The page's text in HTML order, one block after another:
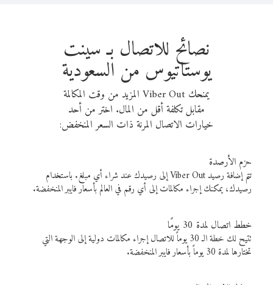
نصائح للاتصال بـ سينت
يوستاتيوس من السعودية
يمنحك Viber Out المزيد من وقت المكالمة
مقابل تكلفة أقل من المال. اختر من أحد
خيارات الاتصال المرنة ذات السعر المنخفض:
حزم الأرصدة
تتم إضافة رصيد Viber Out إلى رصيدك عند شراء أي مبلغ. باستخدام
رصيدك، يمكنك إجراء مكالمات إلى أي رقم في العالم بأسعار فايبر المنخفضة.
خطط اتصال لمدة 30 يومًا
تتيح لك خطة الـ 30 يوماً للاتصال إجراء مكالمات دولية إلى الوجهة التي
تختارها لمدة 30 يوماً بأسعار فايبر المنخفضة.